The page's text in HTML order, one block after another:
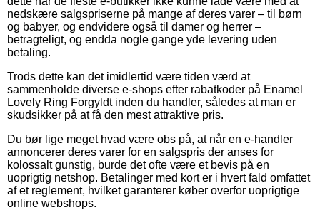
nedskære salgspriserne på mange af deres varer – til børn
og babyer, og endvidere også til damer og herrer –
betragteligt, og endda nogle gange yde levering uden
betaling.
Trods dette kan det imidlertid være tiden værd at
sammenholde diverse e-shops efter rabatkoder på Enamel
Lovely Ring Forgyldt inden du handler, således at man er
skudsikker på at få den mest attraktive pris.
Du bør lige meget hvad være obs på, at når en e-handler
annoncerer deres varer for en salgspris der anses for
kolossalt gunstig, burde det ofte være et bevis på en
uoprigtig netshop. Betalinger med kort er i hvert fald omfattet
af et reglement, hvilket garanterer køber overfor uoprigtige
online webshops.